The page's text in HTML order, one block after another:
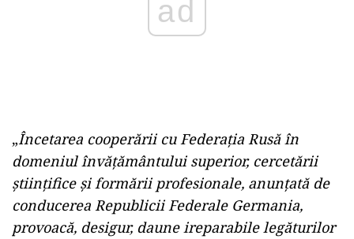
„Încetarea cooperării cu Federația Rusă în
domeniul învățământului superior, cercetării
științifice și formării profesionale, anunțată de
conducerea Republicii Federale Germania,
provoacă, desigur, daune ireparabile legăturilor